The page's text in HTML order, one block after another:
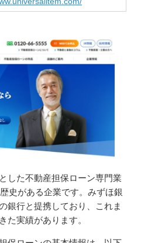
した不動産担保ローン専門業
史がある企業です。みずほ銀
銀行と提携しており、これま
た実績があります。